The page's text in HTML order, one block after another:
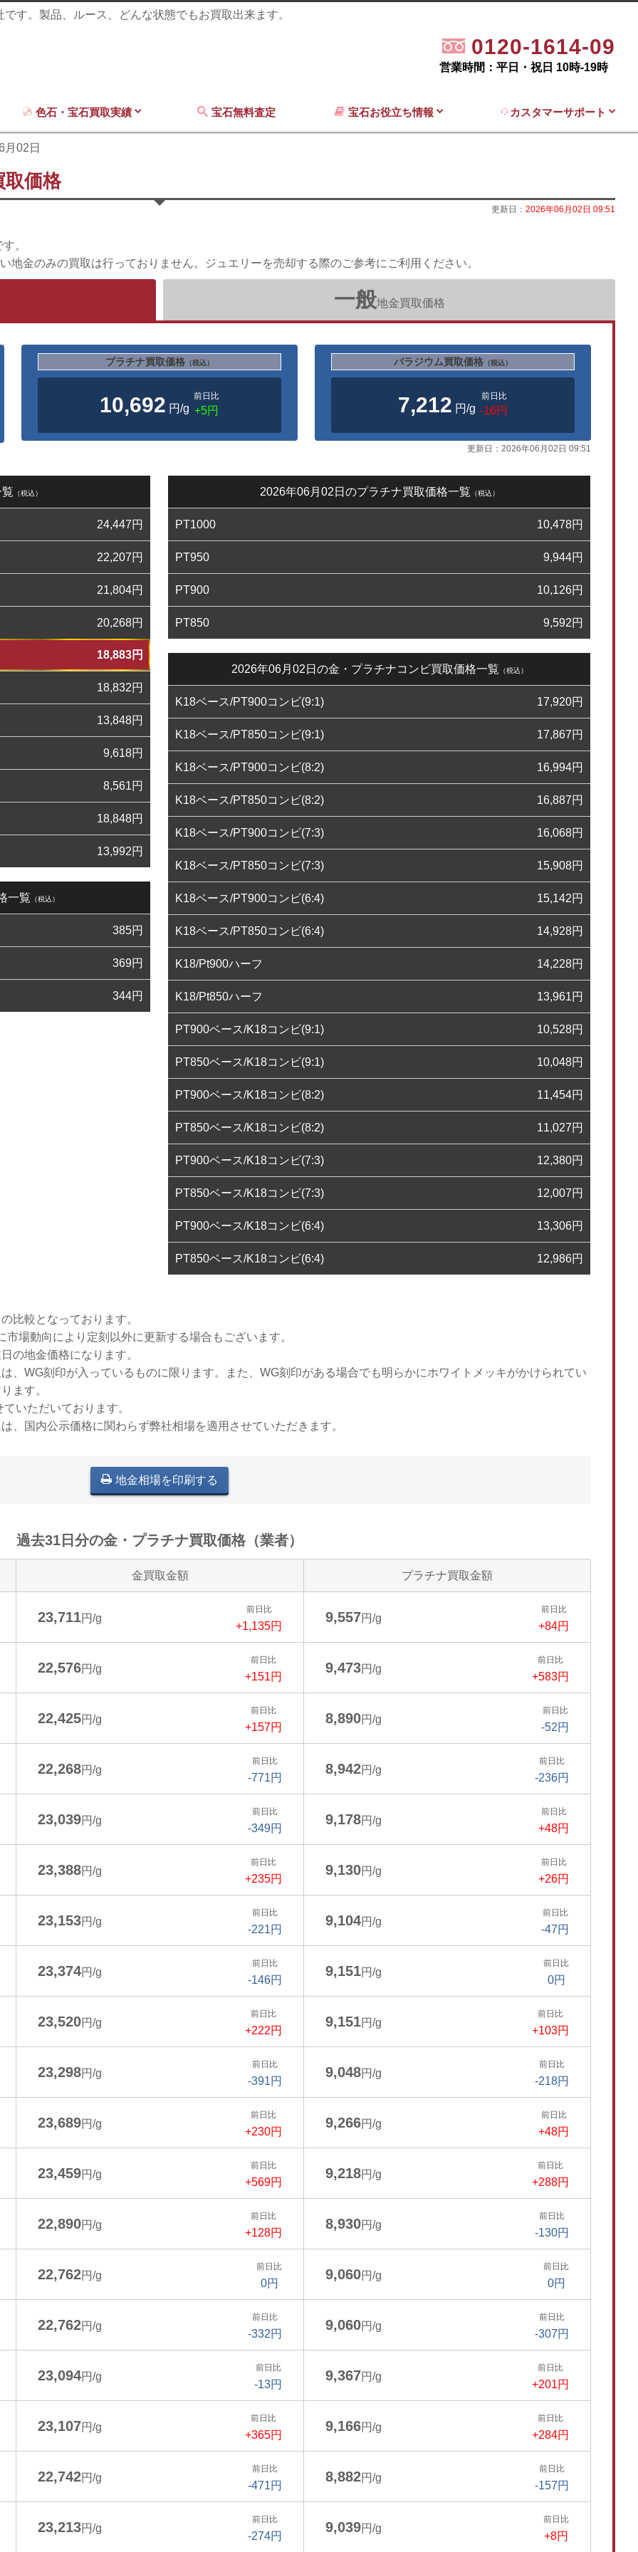
す。製品、ルース、どんな状態でもお買取出来ます。
0120-1614-09
営業時間：平日・祝日 10時-19時
色石・宝石買取実績 宝石無料査定 宝石お役立ち情報 カスタマーサポート
月02日
取価格
更新日： 2026年06月02日 09:51
す。
金のみの買取は行っておりません。ジュエリーを売却する際のご参考にご利用ください。
一般地金買取価格
プラチナ買取価格（税込）
10,692 円/g
前日比
+5円
パラジウム買取価格 （税込）
7,212 円/g
前日比
-16円
更新日： 2026年06月02日 09:51
（税込）
24,447円
22,207円
21,804円
20,268円
18,883円
18,832円
13,848円
9,618円
8,561円
18,848円
13,992円
一覧 （税込）
385円
369円
344円
2026年06月02日のプラチナ買取価格一覧 （税込）
PT1000 10,478円
PT950 9,944円
PT900 10,126円
PT850 9,592円
2026年06月02日の金・プラチナコンビ買取価格一覧 （税込）
K18ベース/PT900コンビ(9:1) 17,920円
K18ベース/PT850コンビ(9:1) 17,867円
K18ベース/PT900コンビ(8:2) 16,994円
K18ベース/PT850コンビ(8:2) 16,887円
K18ベース/PT900コンビ(7:3) 16,068円
K18ベース/PT850コンビ(7:3) 15,908円
K18ベース/PT900コンビ(6:4) 15,142円
K18ベース/PT850コンビ(6:4) 14,928円
K18/Pt900ハーフ 14,228円
K18/Pt850ハーフ 13,961円
PT900ベース/K18コンビ(9:1) 10,528円
PT850ベース/K18コンビ(9:1) 10,048円
PT900ベース/K18コンビ(8:2) 11,454円
PT850ベース/K18コンビ(8:2) 11,027円
PT900ベース/K18コンビ(7:3) 12,380円
PT850ベース/K18コンビ(7:3) 12,007円
PT900ベース/K18コンビ(6:4) 13,306円
PT850ベース/K18コンビ(6:4) 12,986円
比較となっております。
場動向により定刻以外に更新する場合もございます。
の地金価格になります。
、WG刻印が入っているものに限ります。また、WG刻印がある場合でも明らかにホワイトメッキがかけられてい
ます。
いただいております。
、国内公示価格に関わらず弊社相場を適用させていただきます。
地金相場を印刷する
過去31日分の金・プラチナ買取価格（業者）
金買取金額 プラチナ買取金額
23,711円/g
前日比
+1,135円
9,557円/g
前日比
+84円
22,576円/g
前日比
+151円
9,473円/g
前日比
+583円
22,425円/g
前日比
+157円
8,890円/g
前日比
-52円
22,268円/g
前日比
-771円
8,942円/g
前日比
-236円
23,039円/g
前日比
-349円
9,178円/g
前日比
+48円
23,388円/g
前日比
+235円
9,130円/g
前日比
+26円
23,153円/g
前日比
-221円
9,104円/g
前日比
-47円
23,374円/g
前日比
-146円
9,151円/g
前日比
0円
23,520円/g
前日比
+222円
9,151円/g
前日比
+103円
23,298円/g
前日比
-391円
9,048円/g
前日比
-218円
23,689円/g
前日比
+230円
9,266円/g
前日比
+48円
23,459円/g
前日比
+569円
9,218円/g
前日比
+288円
22,890円/g
前日比
+128円
8,930円/g
前日比
-130円
22,762円/g
前日比
0円
9,060円/g
前日比
0円
22,762円/g
前日比
-332円
9,060円/g
前日比
-307円
23,094円/g
前日比
-13円
9,367円/g
前日比
+201円
23,107円/g
前日比
+365円
9,166円/g
前日比
+284円
22,742円/g
前日比
-471円
8,882円/g
前日比
-157円
23,213円/g
前日比
-274円
9,039円/g
前日比
+8円